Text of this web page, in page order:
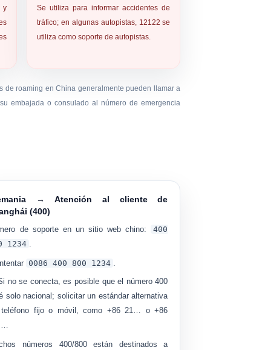
y
Se utiliza para informar accidentes de
tráfico; en algunas autopistas, 12122 se
utiliza como soporte de autopistas.
de roaming en China generalmente pueden llamar a
embajada o consulado al número de emergencia
→ Atención al cliente de
(400)
de soporte en un sitio web chino:
400
1234 .
Intentar 0086 400 800 1234 .
no se conecta, es posible que el número 400
solo nacional ; solicitar un estándar alternativa
fijo o móvil, como +86 21… o +86
números 400/800 están destinados a